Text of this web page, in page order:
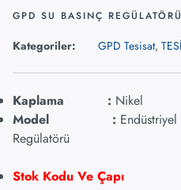
GPD SU BASINÇ
Kategoriler: GPD Tesisat,
Kaplama : Nikel
Model : Endüstriyel
Regülatörü
Stok Kodu Ve Çapı